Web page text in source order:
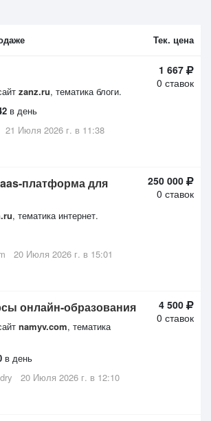
Тек. цена
zanz.ru, тематика блоги.
в день
21 Июля 2026 г. в 11:38
1 667
0 ставок
платформа для
, тематика интернет.
20 Июля 2026 г. в 15:01
250 000
0 ставок
онлайн-образования
namyv.com, тематика
в день
20 Июля 2026 г. в 12:10
4 500
0 ставок